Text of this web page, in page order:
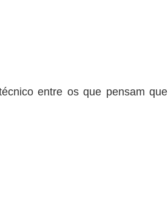
entre os que pensam que